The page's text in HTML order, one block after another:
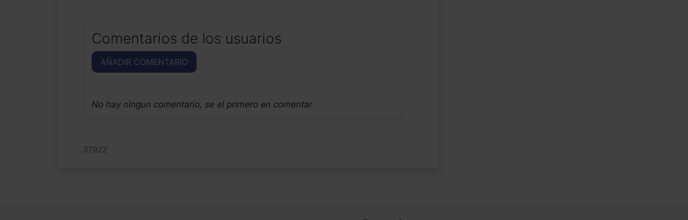
Comentarios de los usuarios
AÑADIR COMENTARIO
No hay ningun comentario, se el primero en comentar
37922